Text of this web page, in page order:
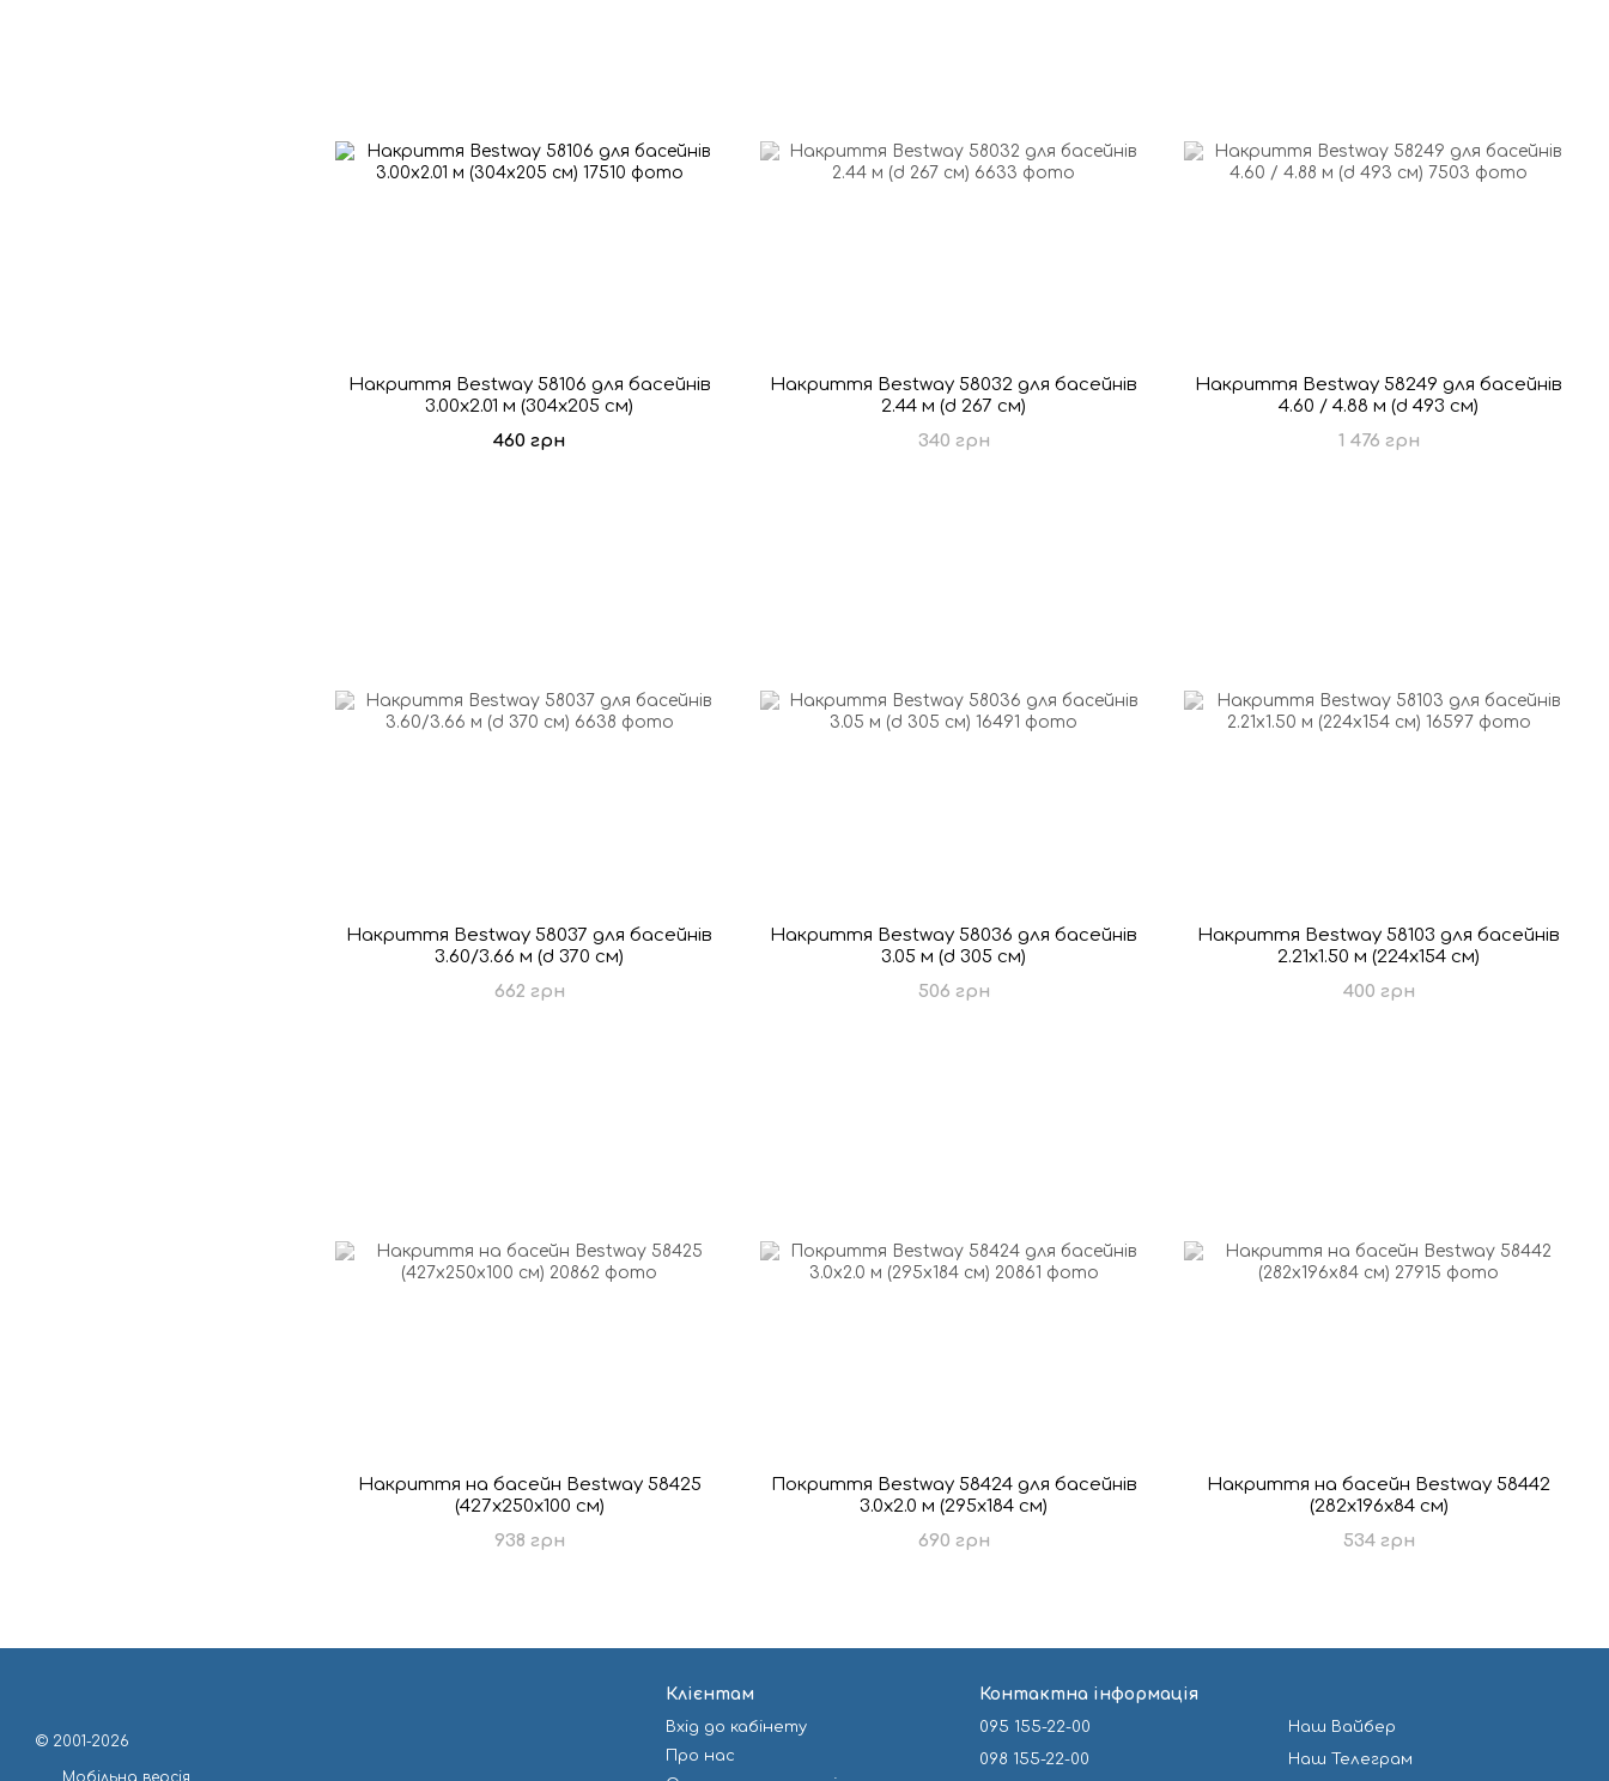
Накриття Bestway 58106 для басейнів
3.00x2.01 м (304x205 см)
460 грн
Накриття Bestway 58032 для басейнів
2.44 м (d 267 см)
340 грн
Накриття Bestway 58249 для басейнів
4.60 / 4.88 м (d 493 см)
1 476 грн
Накриття Bestway 58037 для басейнів
3.60/3.66 м (d 370 см)
662 грн
Накриття Bestway 58036 для басейнів
3.05 м (d 305 см)
506 грн
Накриття Bestway 58103 для басейнів
2.21x1.50 м (224x154 см)
400 грн
Накриття на басейн Bestway 58425
(427х250х100 см)
938 грн
Покриття Bestway 58424 для басейнів
3.0x2.0 м (295x184 см)
690 грн
Накриття на басейн Bestway 58442
(282х196х84 см)
534 грн
© 2001-2026
Клієнтам
Вхід до кабінету
Про нас
Контактна інформація
095 155-22-00
098 155-22-00
Наш Вайбер
Наш Телеграм